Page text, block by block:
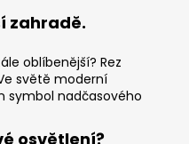
zahradě.
oblíbenější? Rez
světě moderní
symbol nadčasového
osvětlení?